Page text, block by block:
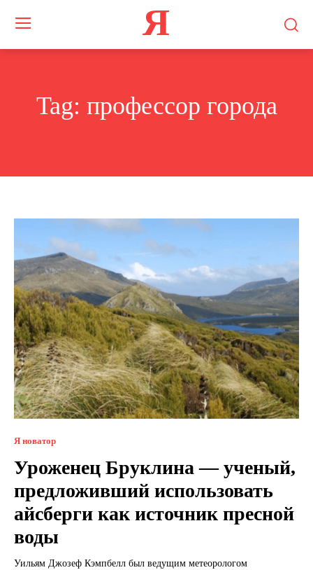
Я
Tag: профессор города
Я новатор
Уроженец Бруклина — ученый,
предложивший использовать
айсберги как источник пресной
воды
Уильям Джозеф Кэмпбелл был ведущим метеорологом